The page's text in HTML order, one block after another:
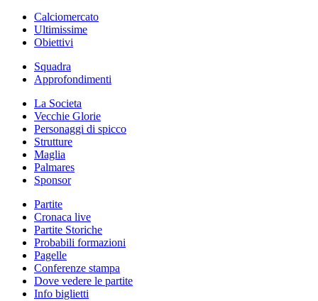
Calciomercato
Ultimissime
Obiettivi
Squadra
Approfondimenti
La Societa
Vecchie Glorie
Personaggi di spicco
Strutture
Maglia
Palmares
Sponsor
Partite
Cronaca live
Partite Storiche
Probabili formazioni
Pagelle
Conferenze stampa
Dove vedere le partite
Info biglietti